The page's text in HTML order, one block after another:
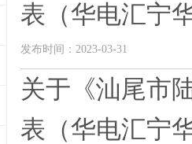
表（华电汇宁
发布时间：2023-03-31
关于《汕尾市
表（华电汇宁